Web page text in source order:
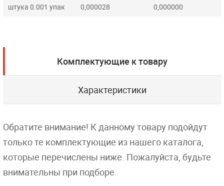
штука 0.001 упак 0,000028 0,000000
Комплектующие к товару
Характеристики
Обратите внимание! К данному товару подойдут
только те комплектующие из нашего каталога,
которые перечислены ниже. Пожалуйста, будьте
внимательны при подборе.